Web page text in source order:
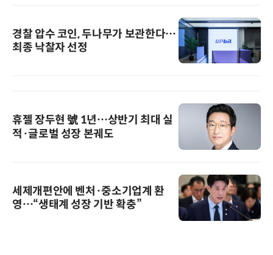
경찰 압수 코인, 두나무가 보관한다…
최종 낙찰자 선정
휴젤 장두현 號 1년…상반기 최대 실
적·글로벌 성장 본궤도
세제개편안에 벤처·중소기업계 환
영…“생태계 성장 기반 확충”